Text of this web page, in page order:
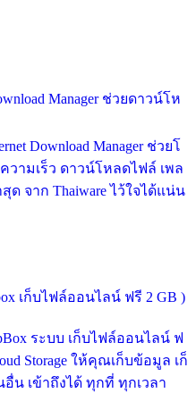
Manager ช่วยดาวน์โห
Download Manager ช่วยโ
วามเร็ว ดาวน์โหลดไฟล์ เพล
จาก Thaiware ไว้ใจได้แน่น
เก็บไฟล์ออนไลน์ ฟรี 2 GB )
ระบบ เก็บไฟล์ออนไลน์ ฟ
Storage ให้คุณเก็บข้อมูล เก็
น เข้าถึงได้ ทุกที่ ทุกเวลา